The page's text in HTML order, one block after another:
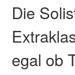
Die
egal ob